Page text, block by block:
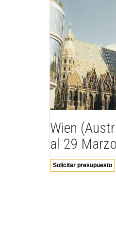
Wien
al 29
Solicitar presupuesto